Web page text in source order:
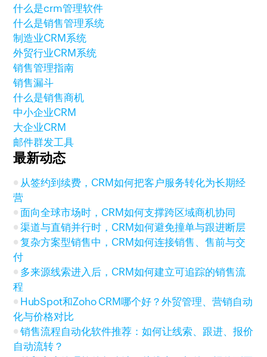
什么是crm管理软件
什么是销售管理系统
制造业CRM系统
外贸行业CRM系统
销售管理指南
销售漏斗
什么是销售商机
中小企业CRM
大企业CRM
邮件群发工具
最新动态
从签约到续费，CRM如何把客户服务转化为长期经
营
面向全球市场时，CRM如何支撑跨区域商机协同
渠道与直销并行时，CRM如何避免撞单与跟进断层
复杂方案型销售中，CRM如何连接销售、售前与交
付
多来源线索进入后，CRM如何建立可追踪的销售流
程
HubSpot和Zoho CRM哪个好？外贸管理、营销自动
化与价格对比
销售流程自动化软件推荐：如何让线索、跟进、报价
自动流转？